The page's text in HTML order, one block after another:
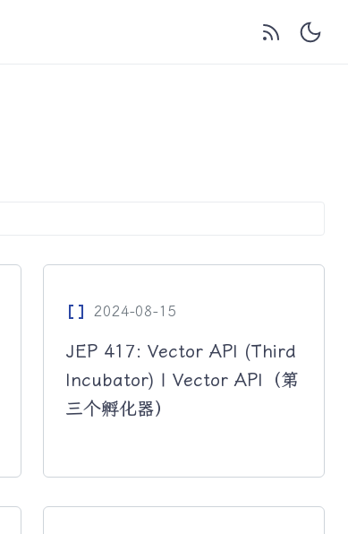
Data_Array 2024-08-15
JEP 417: Vector API (Third
Incubator) | Vector API（第
三个孵化器）